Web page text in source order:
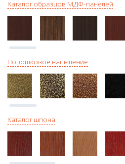
Каталог образцов МДФ-панелей
Порошковое напыление
Каталог шпона